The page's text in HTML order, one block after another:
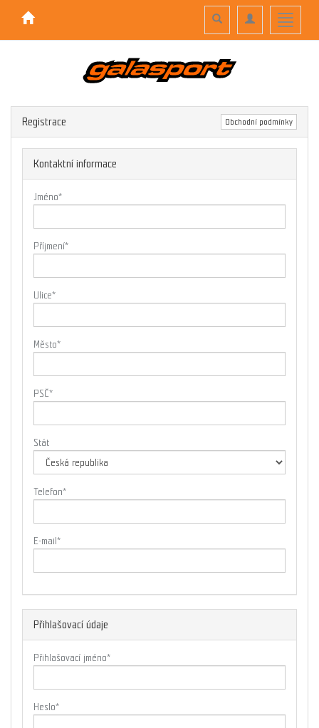
Toggle
Toggle
navigation
Toggle
search
Registrace Obchodní podmínky
Kontaktní informace
Jméno*
Příjmení*
Ulice*
Město*
PSČ*
Stát
Telefon*
E-mail *
Přihlašovací údaje
Přihlašovací jméno*
Heslo*